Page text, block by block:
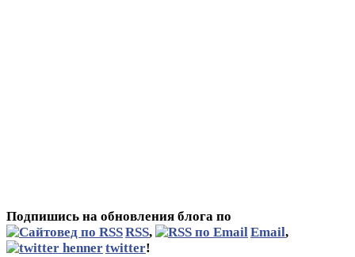
Подпишись на обновления блога по
RSS, Email,
twitter!